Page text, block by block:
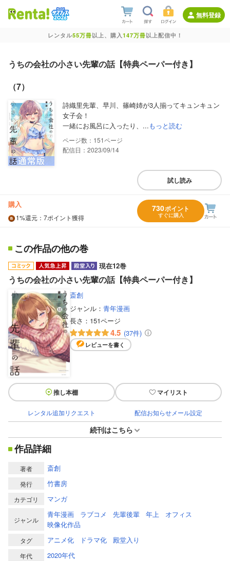
無料登録
レンタル55万冊以上、購入147万冊以上配信中！
うちの会社の小さい先輩の話【特典ペーパー付き】
（7）
詩織里先輩、早川、篠崎姉が3人揃ってキュンキュン
女子会！
一緒にお風呂に入ったり、...もっと読む
151
配信日：2023/09/14
試し読み
購入
1%還元 ：7ポイント獲得
730ポイント
すぐに購入
この作品の他の巻
現在12巻
うちの会社の小さい先輩の話【特典ペーパー付き】
斎創
ジャンル： 青年漫画
長さ： 151ページ
4.5 (37件)
レビューを書く
推し本棚 マイリスト
レンタル追加リクエスト 配信お知らせメール設定
続刊はこちら
作品詳細
著者 斎創
発行 竹書房
カテゴリ マンガ
ジャンル
青年漫画 ラブコメ 先輩後輩 年上
オフィス
映像化作品
タグ アニメ化 ドラマ化 殿堂入り
年代 2020年代